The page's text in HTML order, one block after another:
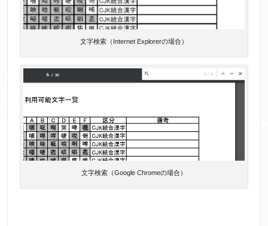
文字検索（Internet Explorerの場合）
文字検索（Google Chromeの場合）